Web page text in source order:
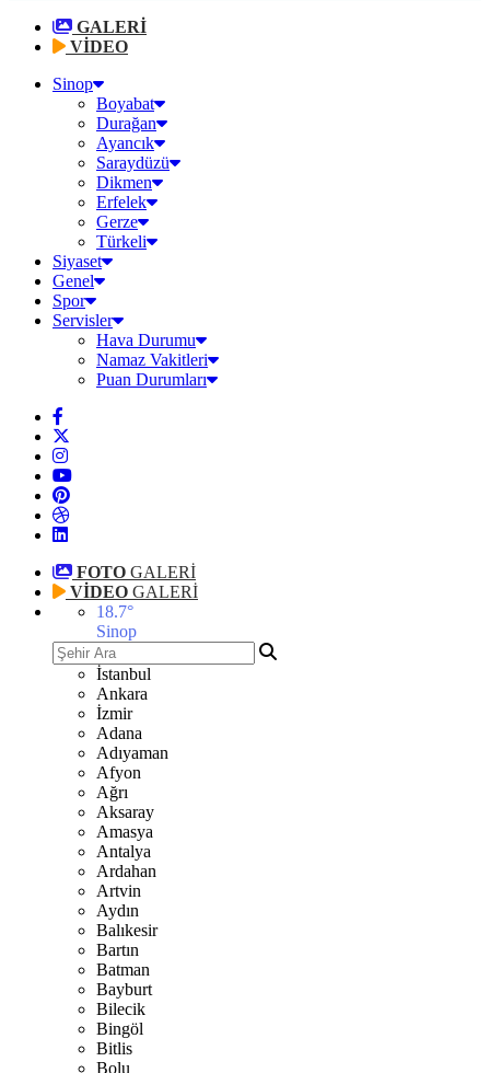
GALERİ
VİDEO
Sinop
Boyabat
Durağan
Ayancık
Saraydüzü
Dikmen
Erfelek
Gerze
Türkeli
Siyaset
Genel
Spor
Servisler
Hava Durumu
Namaz Vakitleri
Puan Durumları
FOTO GALERİ
VİDEO GALERİ
18.7°
Sinop
İstanbul
Ankara
İzmir
Adana
Adıyaman
Afyon
Ağrı
Aksaray
Amasya
Antalya
Ardahan
Artvin
Aydın
Balıkesir
Bartın
Batman
Bayburt
Bilecik
Bingöl
Bitlis
Bolu